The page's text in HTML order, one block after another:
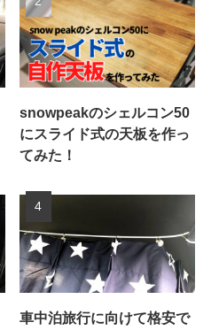
snowpeakのシェルコン50
にスライド式の天板を作っ
てみた！
車中泊旅行に向けて格安で